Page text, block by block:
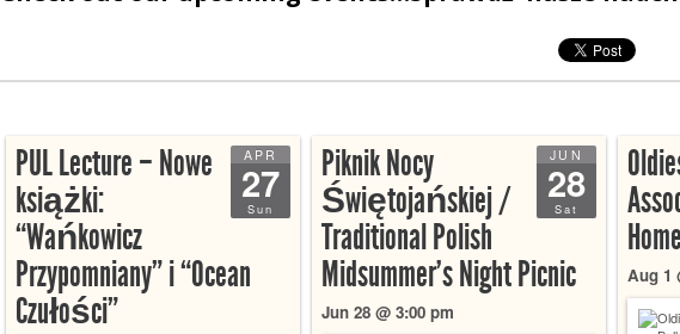
APR
27
Sun
PUL Lecture – Nowe
książki:
“Wańkowicz
Przypomniany” i “Ocean
Czułości”
JUN
28
Sat
Piknik Nocy
Świętojańskiej /
Traditional Polish
Midsummer’s Night Picnic
Jun 28 @ 3:00 pm
Aug 1